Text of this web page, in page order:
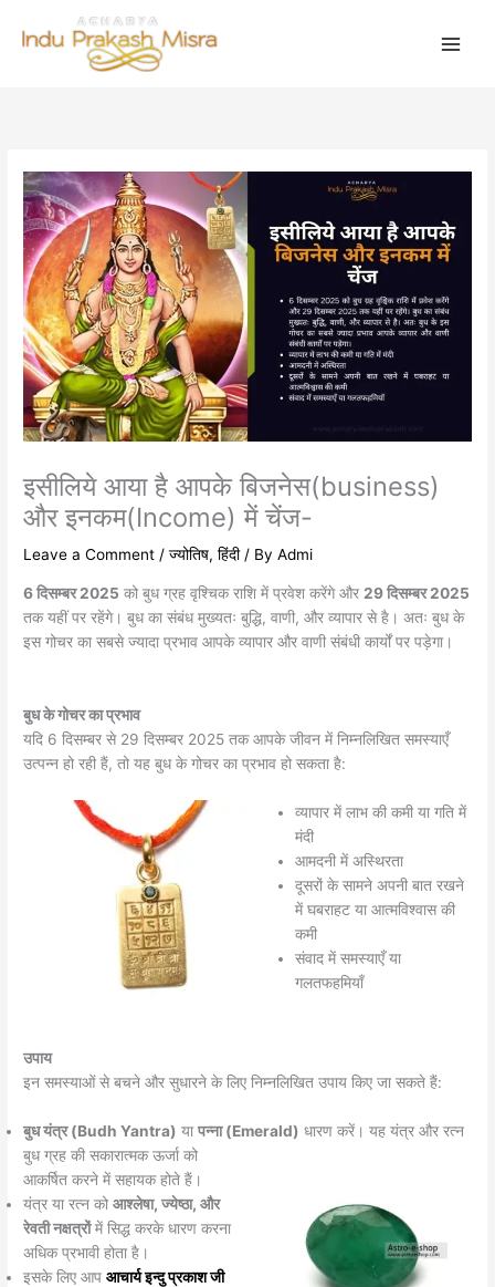
इसीलिये आया है आपके बिजनेस(business)
और इनकम(Income) में चेंज-
Leave a Comment /ज्योतिष,हिंदी/ ByAdmi
6 दिसम्बर 2025 को बुध ग्रह वृश्चिक राशि में प्रवेश करेंगे और 29 दिसम्बर 2025
तक यहीं पर रहेंगे। बुध का संबंध मुख्यतः बुद्धि, वाणी, और व्यापार से है। अतः बुध के
इस गोचर का सबसे ज्यादा प्रभाव आपके व्यापार और वाणी संबंधी कार्यों पर पड़ेगा।
बुध के गोचर का प्रभाव
यदि 6 दिसम्बर से 29 दिसम्बर 2025 तक आपके जीवन में निम्नलिखित समस्याएँ
उत्पन्न हो रही हैं, तो यह बुध के गोचर का प्रभाव हो सकता है:
व्यापार में लाभ की कमी या गति में
मंदी
आमदनी में अस्थिरता
दूसरों के सामने अपनी बात रखने
में घबराहट या आत्मविश्वास की
कमी
संवाद में समस्याएँ या
गलतफहमियाँ
उपाय
इन समस्याओं से बचने और सुधारने के लिए निम्नलिखित उपाय किए जा सकते हैं:
बुध यंत्र (Budh Yantra) यापन्ना (Emerald) धारण करें। यह यंत्र और रत्न
बुध ग्रह की सकारात्मक ऊर्जा को
आकर्षित करने में सहायक होते हैं।
यंत्र या रत्न कोआश्लेषा, ज्येष्ठा, और
रेवती नक्षत्रोंमें सिद्ध करके धारण करना
अधिक प्रभावी होता है।
इसके लिए आपआचार्य इन्दु प्रकाश जी